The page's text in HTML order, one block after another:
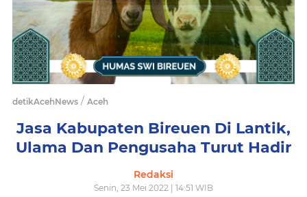
detikAcehNews / Aceh
Jasa Kabupaten Bireuen Di Lantik,
Ulama Dan Pengusaha Turut Hadir
Redaksi
Senin, 23 Mei 2022 | 14:51 WIB